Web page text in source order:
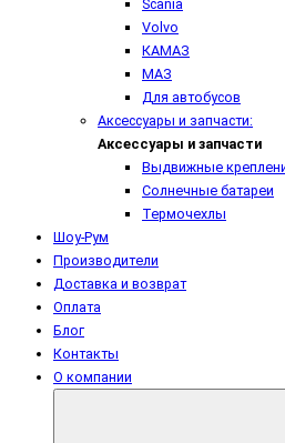
Scania
Volvo
КАМАЗ
МАЗ
Для автобусов
Аксессуары и запчасти:
Аксессуары и запчасти
Выдвижные
Солнечные батареи
Термочехлы
Шоу-Рум
Производители
Доставка и возврат
Оплата
Блог
Контакты
О компании